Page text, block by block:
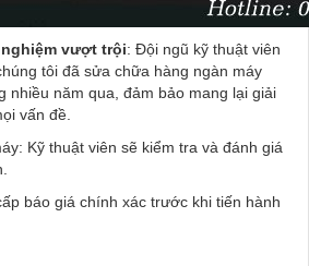
vượt trội: Đội ngũ kỹ thuật viên
tôi đã sửa chữa hàng ngàn máy
nhiều năm qua, đảm bảo mang lại giải
vấn đề.
Kỹ thuật viên sẽ kiểm tra và đánh giá
báo giá chính xác trước khi tiến hành